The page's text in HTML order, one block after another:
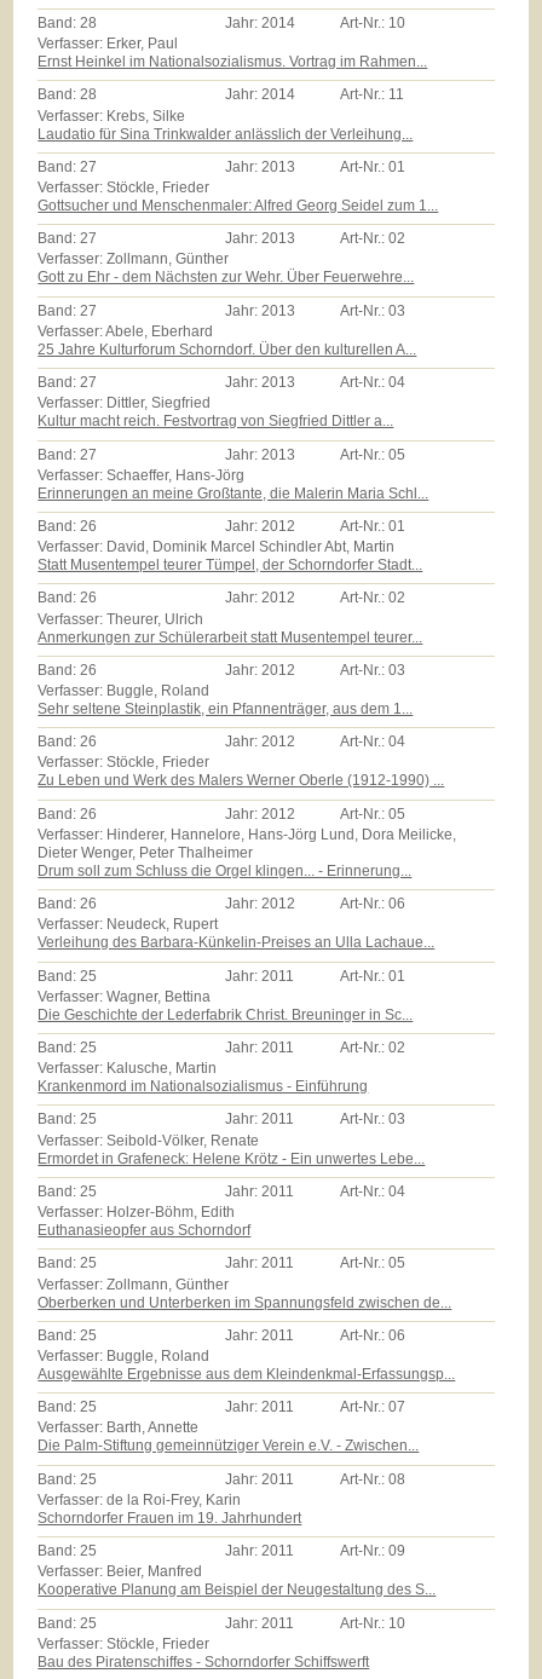
Band:28 Jahr:2014 Art-Nr.: 10
Verfasser: Erker, Paul
Ernst Heinkel im Nationalsozialismus. Vortrag im Rahmen...
Band:28 Jahr:2014 Art-Nr.: 11
Verfasser: Krebs, Silke
Laudatio für Sina Trinkwalder anlässlich der Verleihung...
Band: 27 Jahr: 2013 Art-Nr.:01
Verfasser: Stöckle, Frieder
Gottsucher und Menschenmaler: Alfred Georg Seidel zum 1...
Band:27 Jahr:2013 Art-Nr.:02
Verfasser: Zollmann, Günther
Gott zu Ehr - dem Nächsten zur Wehr. Über Feuerwehre...
Band: 27 Jahr: 2013 Art-Nr.:03
Verfasser: Abele, Eberhard
25 Jahre Kulturforum Schorndorf. Über den kulturellen A...
Band:27 Jahr:2013 Art-Nr.:04
Verfasser: Dittler, Siegfried
Kultur macht reich. Festvortrag von Siegfried Dittler a...
Band: 27 Jahr: 2013 Art-Nr.:05
Verfasser: Schaeffer, Hans-Jörg
Erinnerungen an meine Großtante, die Malerin Maria Schl...
Band:26 Jahr:2012 Art-Nr.:01
Verfasser: David, Dominik Marcel Schindler Abt, Martin
Statt Musentempel teurer Tümpel, der Schorndorfer Stadt...
Band:26 Jahr:2012 Art-Nr.:02
Verfasser: Theurer, Ulrich
Anmerkungen zur Schülerarbeit statt Musentempel teurer...
Band:26 Jahr:2012 Art-Nr.:03
Verfasser: Buggle, Roland
Sehr seltene Steinplastik, ein Pfannenträger, aus dem 1...
Band:26 Jahr:2012 Art-Nr.:04
Verfasser: Stöckle, Frieder
Zu Leben und Werk des Malers Werner Oberle (1912-1990) ...
Band: 26 Jahr: 2012 Art-Nr.:05
Verfasser: Hinderer, Hannelore, Hans-Jörg Lund, Dora Meilicke,
Dieter Wenger, Peter Thalheimer
Drum soll zum Schluss die Orgel klingen... - Erinnerung...
Band:26 Jahr:2012 Art-Nr.:06
Verfasser: Neudeck, Rupert
Verleihung des Barbara-Künkelin-Preises an Ulla Lachaue...
Band: 25 Jahr: 2011 Art-Nr.:01
Verfasser: Wagner, Bettina
Die Geschichte der Lederfabrik Christ. Breuninger in Sc...
Band:25 Jahr:2011 Art-Nr.:02
Verfasser: Kalusche, Martin
Krankenmord im Nationalsozialismus - Einführung
Band:25 Jahr:2011 Art-Nr.:03
Verfasser: Seibold-Völker, Renate
Ermordet in Grafeneck: Helene Krötz - Ein unwertes Lebe...
Band:25 Jahr:2011 Art-Nr.:04
Verfasser: Holzer-Böhm, Edith
Euthanasieopfer aus Schorndorf
Band:25 Jahr:2011 Art-Nr.:05
Verfasser: Zollmann, Günther
Oberberken und Unterberken im Spannungsfeld zwischen de...
Band: 25 Jahr: 2011 Art-Nr.:06
Verfasser: Buggle, Roland
Ausgewählte Ergebnisse aus dem Kleindenkmal-Erfassungsp...
Band:25 Jahr:2011 Art-Nr.:07
Verfasser: Barth, Annette
Die Palm-Stiftung gemeinnütziger Verein e.V. - Zwischen...
Band: 25 Jahr: 2011 Art-Nr.:08
Verfasser: de la Roi-Frey, Karin
Schorndorfer Frauen im 19. Jahrhundert
Band:25 Jahr:2011 Art-Nr.:09
Verfasser: Beier, Manfred
Kooperative Planung am Beispiel der Neugestaltung des S...
Band: 25 Jahr: 2011 Art-Nr.: 10
Verfasser: Stöckle, Frieder
Bau des Piratenschiffes - Schorndorfer Schiffswerft